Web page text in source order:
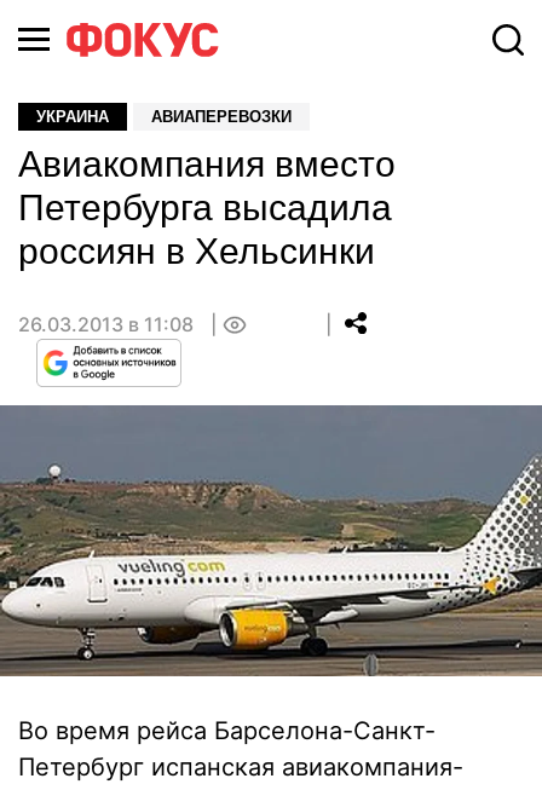
УКРАИНА АВИАПЕРЕВОЗКИ
Авиакомпания вместо
Петербурга высадила
россиян в Хельсинки
26.03.2013 в 11:08
Во время рейса Барселона-Санкт-
Петербург испанская авиакомпания-